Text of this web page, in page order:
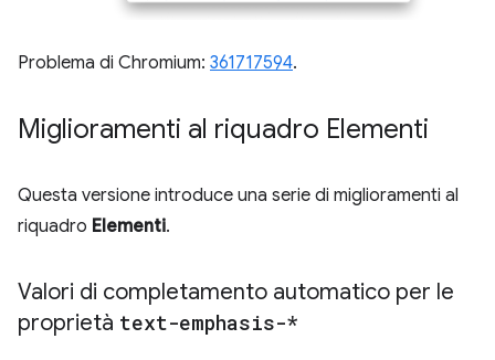
Problema di Chromium: 361717594.
Miglioramenti al riquadro Elementi
Questa versione introduce una serie di miglioramenti al
riquadro Elementi.
Valori di completamento automatico per le
proprietà text-emphasis-*